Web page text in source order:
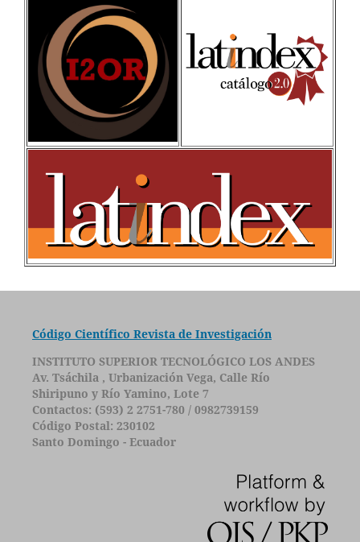
Código Científico Revista de Investigación
INSTITUTO SUPERIOR TECNOLÓGICO LOS ANDES
Av. Tsáchila , Urbanización Vega, Calle Río
Shiripuno y Río Yamino, Lote 7
Contactos: (593) 2 2751-780 / 0982739159
Código Postal: 230102
Santo Domingo - Ecuador